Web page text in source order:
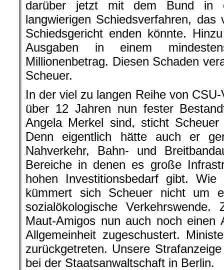
darüber jetzt mit dem Bund in
langwierigen Schiedsverfahren,
Schiedsgericht enden könnte.
Ausgaben in einem
Millionenbetrag. Diesen Schaden
Scheuer.
In der viel zu langen Reihe von
über 12 Jahren nun fester
Angela Merkel sind, sticht
Denn eigentlich hätte auch er
Nahverkehr, Bahn- und
Bereiche in denen es große
hohen Investitionsbedarf gibt. Wie
kümmert sich Scheuer nicht um
sozialökologische
Maut-Amigos nun auch noch einen
Allgemeinheit zugeschustert.
zurückgetreten. Unsere
bei der Staatsanwaltschaft in Berlin.